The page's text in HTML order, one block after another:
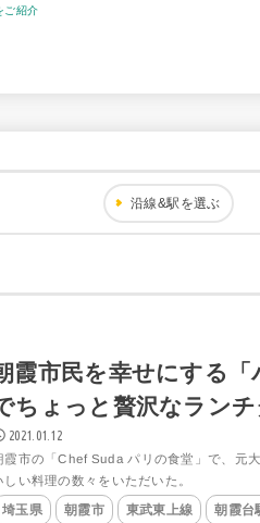
ご紹介
沿線&駅を選ぶ
霞市民を幸せにする「
ちょっと贅沢なランチ
2021.01.12
霞市の「Chef Suda パリの食堂」で、元
しい料理の数々をいただいた。
埼玉県 朝霞市 東武東上線 朝霞台